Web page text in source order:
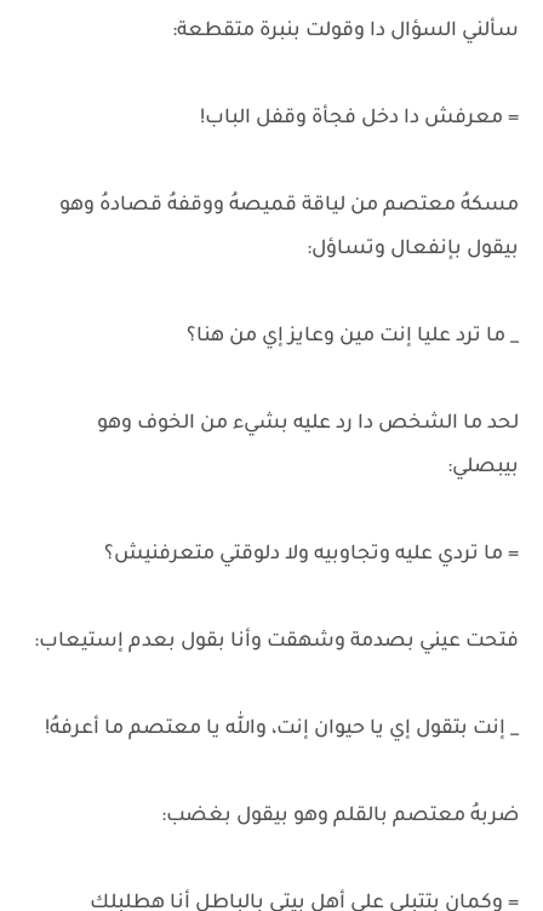
سألني السؤال دا وقولت بنبرة متقطعة:
= معرفش دا دخل فجأة وقفل الباب!
مسكهُ معتصم من لياقة قميصهُ ووقفهُ قصادهُ وهو
بيقول بإنفعال وتساؤل:
_ ما ترد عليا إنت مين وعايز إي من هنا؟
لحد ما الشخص دا رد عليه بشيء من الخوف وهو
بيبصلي:
= ما تردي عليه وتجاوبيه ولا دلوقتي متعرفنيش؟
فتحت عيني بصدمة وشهقت وأنا بقول بعدم إستيعاب:
_ إنت بتقول إي يا حيوان إنت، والله يا معتصم ما أعرفهُ!
ضربهُ معتصم بالقلم وهو بيقول بغضب:
= وكمان بتتبلى على أهل بيتي بالباطل أنا هطلبلك